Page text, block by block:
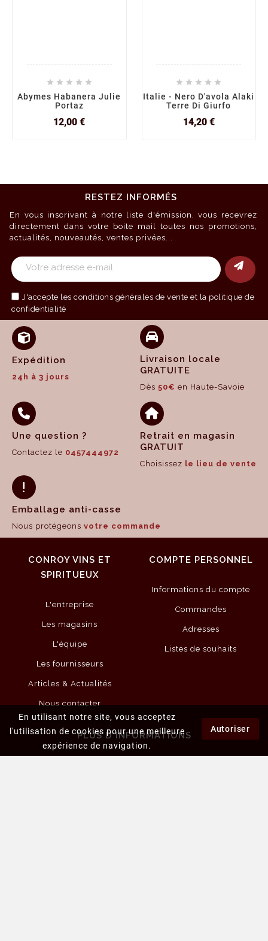
En utilisant notre site, vous acceptez
l'utilisation de cookies pour une meilleure
expérience de navigation.
Autoriser
    
Abymes Habanera Julie
Portaz
12,00 €Prix
    
Italie - Nero D'avola Alaki
Terre Di Giurfo
14,20 €Prix
RESTEZ INFORMÉS
En vous inscrivant à notre liste d'émission, vous recevrez
directement dans votre boite mail toutes nos promotions,
actualités, nouveautés, ventes privées...
J'accepte les conditions générales de vente et la politique de
confidentialité
Expédition
24h à 3 jours
Livraison locale
GRATUITE
Dès 50€ en Haute-Savoie
Une question ?
Contactez le 0457444972
Retrait en magasin
GRATUIT
Choisissez le lieu de vente
Emballage anti-casse
Nous protégeons votre commande
CONROY VINS ET
SPIRITUEUX
L'entreprise
Les magasins
L'équipe
Les fournisseurs
Articles & Actualités
Nous contacter
COMPTE PERSONNEL
Informations du compte
Commandes
Adresses
Listes de souhaits
PLUS D'INFORMATIONS